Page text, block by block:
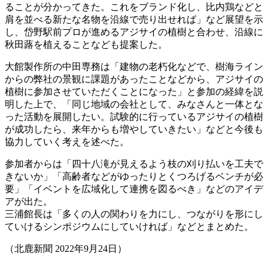
ることが分かってきた。これをブランド化し、比内鶏などと
肩を並べる新たな名物を沿線で売り出せれば」など展望を示
し、岱野駅前プロが進めるアジサイの植樹と合わせ、沿線に
秋田蕗を植えることなども提案した。
大館製作所の中田専務は「建物の老朽化などで、樹海ライン
からの弊社の景観に課題があったことなどから、アジサイの
植樹に参加させていただくことになった」と参加の経緯を説
明した上で、「同じ地域の会社として、みなさんと一体とな
った活動を展開したい。試験的に行っているアジサイの植樹
が成功したら、来年からも増やしていきたい」などと今後も
協力していく考えを述べた。
参加者からは「四十八滝が見えるよう枝の刈り払いを工夫で
きないか」「高齢者などがゆったりとくつろげるベンチが必
要」「イベントを広域化して連携を図るべき」などのアイデ
アが出た。
三浦館長は「多くの人の関わりを力にし、つながりを形にし
ていけるシンポジウムにしていければ」などとまとめた。
（北鹿新聞 2022年9月24日）